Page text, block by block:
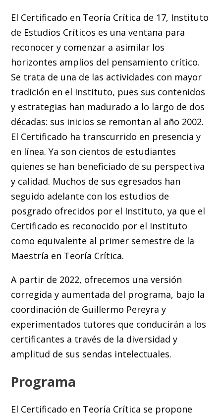
El Certificado en Teoría Crítica de 17, Instituto
de Estudios Críticos es una ventana para
reconocer y comenzar a asimilar los
horizontes amplios del pensamiento crítico.
Se trata de una de las actividades con mayor
tradición en el Instituto, pues sus contenidos
y estrategias han madurado a lo largo de dos
décadas: sus inicios se remontan al año 2002.
El Certificado ha transcurrido en presencia y
en línea. Ya son cientos de estudiantes
quienes se han beneficiado de su perspectiva
y calidad. Muchos de sus egresados han
seguido adelante con los estudios de
posgrado ofrecidos por el Instituto, ya que el
Certificado es reconocido por el Instituto
como equivalente al primer semestre de la
Maestría en Teoría Crítica.
A partir de 2022, ofrecemos una versión
corregida y aumentada del programa, bajo la
coordinación de Guillermo Pereyra y
experimentados tutores que conducirán a los
certificantes a través de la diversidad y
amplitud de sus sendas intelectuales.
Programa
El Certificado en Teoría Crítica se propone